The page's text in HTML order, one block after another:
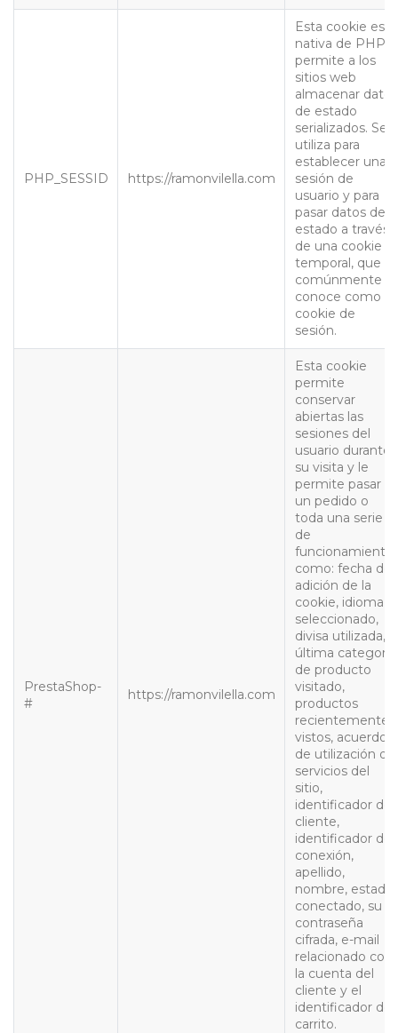
PHP_SESSID https://ramonvilella.com
Esta cookie es
nativa de PHP y
permite a los
sitios web
almacenar datos
de estado
serializados. Se
utiliza para
establecer una
sesión de
usuario y para
pasar datos de
estado a través
de una cookie
temporal, que
comúnmente
conoce como
cookie de
sesión.
PrestaShop-
#
https://ramonvilella.com
Esta cookie
permite
conservar
abiertas las
sesiones del
usuario durante
su visita y le
permite pasar
un pedido o
toda una serie
de
como: fecha de
adición de la
cookie, idioma
seleccionado,
divisa utilizada,
última categoría
de producto
visitado,
productos
recientemente
vistos, acuerdo
de utilización de
servicios del
sitio,
identificador del
cliente,
identificador de
conexión,
apellido,
nombre, estado
conectado, su
contraseña
cifrada, e-mail
relacionado con
la cuenta del
cliente y el
identificador del
carrito.